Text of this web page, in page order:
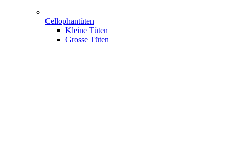
Cellophantüten
Kleine Tüten
Grosse Tüten